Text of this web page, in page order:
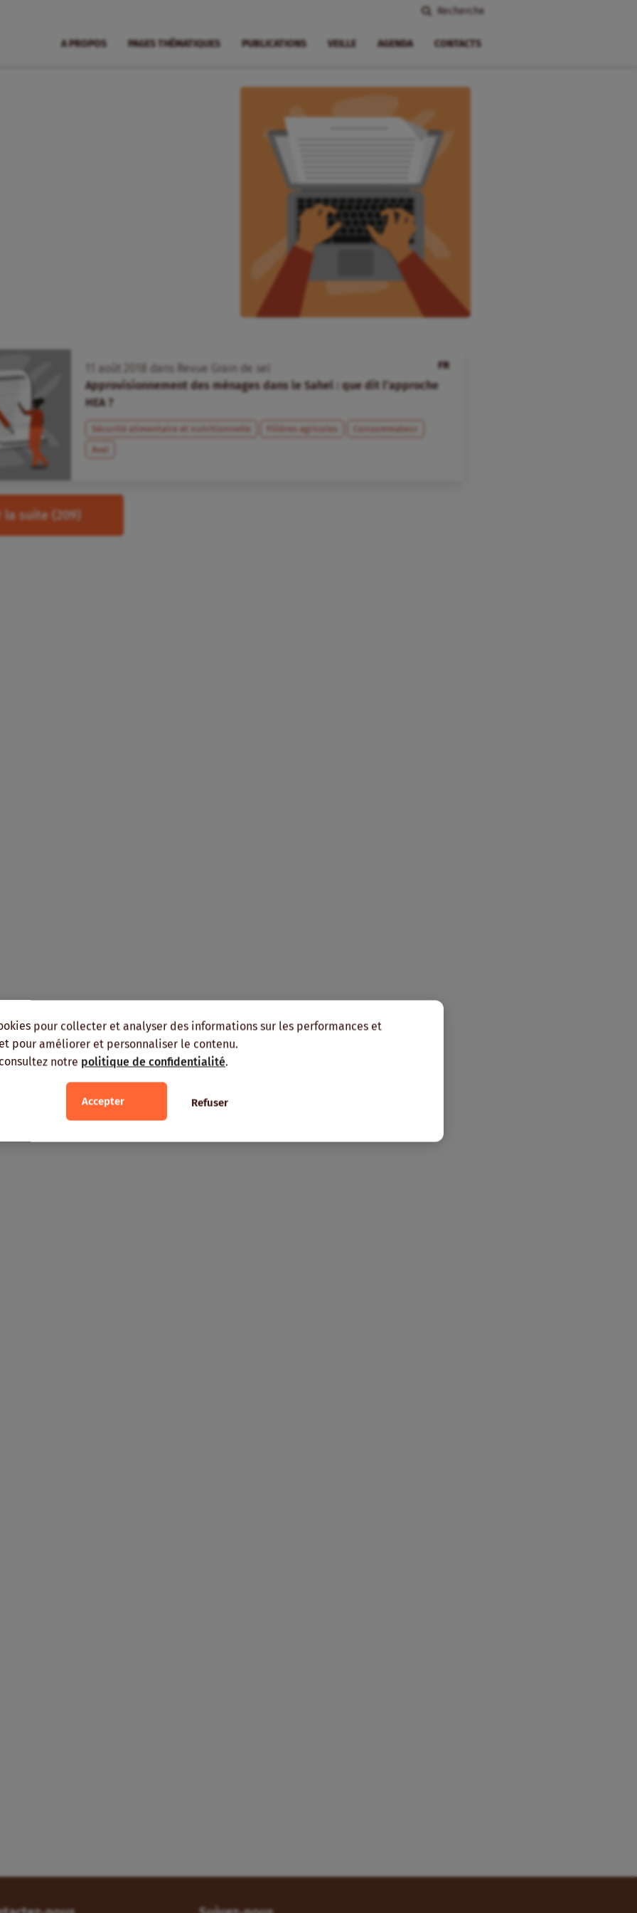
pour collecter et analyser des informations sur les performances et
pour améliorer et personnaliser le contenu.
notre politique de confidentialité.
Accepter Refuser
Recherche
A PROPOS PAGES THÉMATIQUES PUBLICATIONS VEILLE AGENDA CONTACTS
FR
août dans
Revue Grain de sel
Approvisionnement des ménages dans le Sahel : que dit l’approche
HEA ?
Sécurité alimentaire et nutritionnelle Filières agricoles
Consommateur
Aval
la suite (209)